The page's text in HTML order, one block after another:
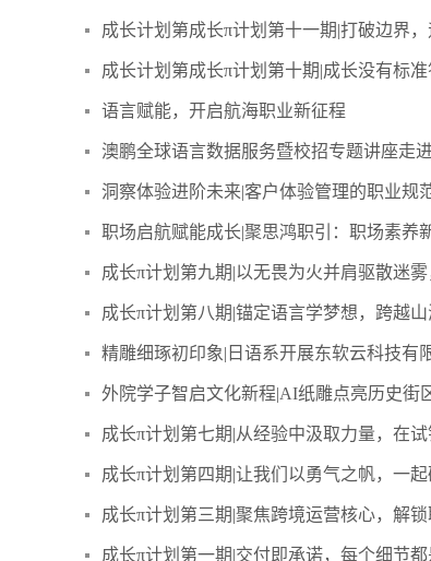
成长计划第成长π计划第十一期|打破边界
成长计划第成长π计划第十期|成长没有标
​语言赋能，开启航海职业新征程
澳鹏全球语言数据服务暨校招专题讲座走
洞察体验进阶未来|客户体验管理的职业规
职场启航赋能成长|聚思鸿职引：职场素养
成长π计划第九期|以无畏为火并肩驱散迷
成长π计划第八期|锚定语言学梦想，跨越
精雕细琢初印象|日语系开展东软云科技有
外院学子智启文化新程|AI纸雕点亮历史街
成长π计划第七期|从经验中汲取力量，在
成长π计划第四期|让我们以勇气之帆，一起
成长π计划第三期|聚焦跨境运营核心，解
成长π计划第一期|交付即承诺，每个细节